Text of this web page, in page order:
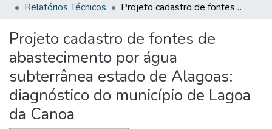
Relatórios Técnicos
Projeto cadastro de fontes de abastecimento por água subterrânea estado de Alagoas: diagnóstico do município de Lagoa da Canoa
Projeto cadastro de fontes de
abastecimento por água
subterrânea estado de Alagoas:
diagnóstico do município de Lagoa
da Canoa